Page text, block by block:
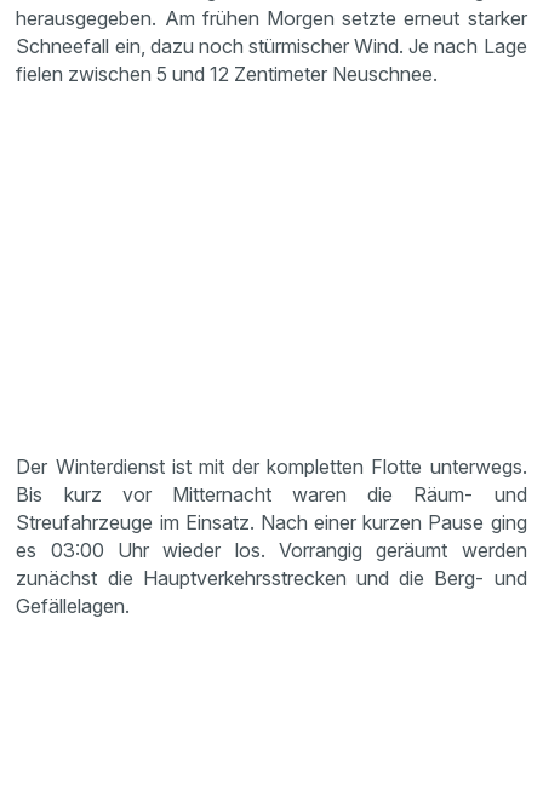
herausgegeben. Am frühen Morgen setzte erneut starker
Schneefall ein, dazu noch stürmischer Wind. Je nach Lage
fielen zwischen 5 und 12 Zentimeter Neuschnee.
Der Winterdienst ist mit der kompletten Flotte unterwegs.
Bis kurz vor Mitternacht waren die Räum- und
Streufahrzeuge im Einsatz. Nach einer kurzen Pause ging
es 03:00 Uhr wieder los. Vorrangig geräumt werden
zunächst die Hauptverkehrsstrecken und die Berg- und
Gefällelagen.